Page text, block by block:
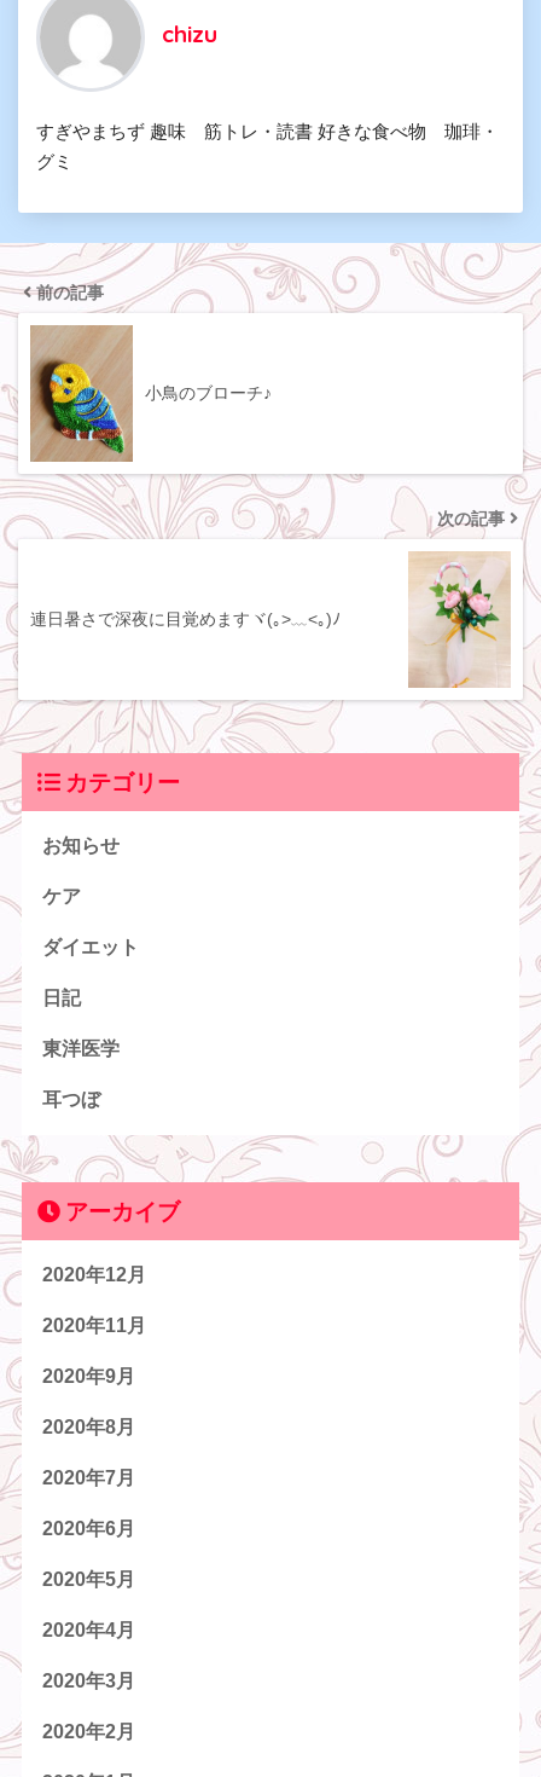
chizu
すぎやまちず 趣味 筋トレ・読書 好きな食べ物 珈琲・
グミ
前の記事
小鳥のブローチ♪
次の記事
連日暑さで深夜に目覚めますヾ(｡>﹏<｡)ﾉ
カテゴリー
お知らせ
ケア
ダイエット
日記
東洋医学
耳つぼ
アーカイブ
2020年12月
2020年11月
2020年9月
2020年8月
2020年7月
2020年6月
2020年5月
2020年4月
2020年3月
2020年2月